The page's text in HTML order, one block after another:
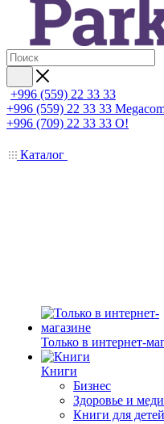
+996 (559) 22 33 33
+996 (559) 22 33 33
+996 (709) 22 33 33 O!
Каталог
Только в интернет-
Книги
Бизнес
Здоровье и
Книги для детей